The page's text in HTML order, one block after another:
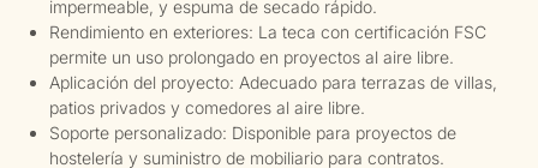
impermeable, y espuma de secado rápido.
Rendimiento en exteriores: La teca con certificación FSC
permite un uso prolongado en proyectos al aire libre.
Aplicación del proyecto: Adecuado para terrazas de villas,
patios privados y comedores al aire libre.
Soporte personalizado: Disponible para proyectos de
hostelería y suministro de mobiliario para contratos.